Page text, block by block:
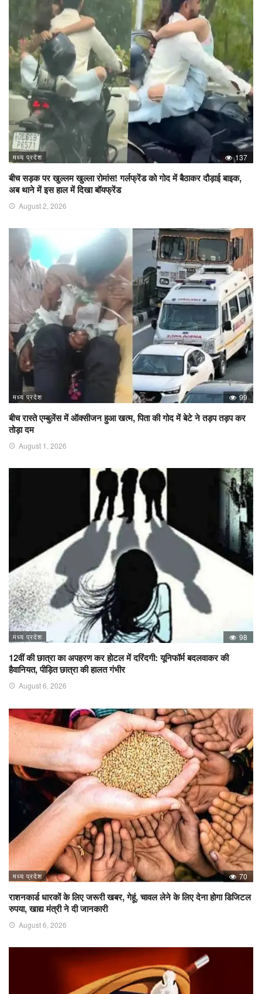
मध्य प्रदेश 137
बीच सड़क पर खुल्लम खुल्ला रोमांस! गर्लफ्रेंड को गोद में बैठाकर दौड़ाई बाइक,
अब थाने में इस हाल में दिखा बॉयफ्रेंड
August 2, 2026
मध्य प्रदेश 99
बीच रास्ते एम्बुलेंस में ऑक्सीजन हुआ खत्म, पिता की गोद में बेटे ने तड़प तड़प कर
तोड़ा दम
August 1, 2026
मध्य प्रदेश 98
12वीं की छात्रा का अपहरण कर होटल में दरिंदगी: यूनिफॉर्म बदलवाकर की
हैवानियत, पीड़ित छात्रा की हालत गंभीर
August 6, 2026
मध्य प्रदेश 70
राशनकार्ड धारकों के लिए जरूरी खबर, गेहूं, चावल लेने के लिए देना होगा डिजिटल
रुपया, खाद्य मंत्री ने दी जानकारी
August 6, 2026